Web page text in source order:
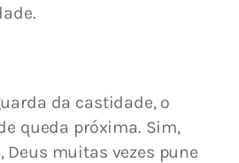
da castidade, o
queda próxima. Sim,
Deus muitas vezes pune